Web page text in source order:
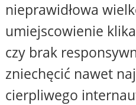
nieprawidłowa
umiejscowienie
czy brak
zniechęcić nawet
cierpliwego